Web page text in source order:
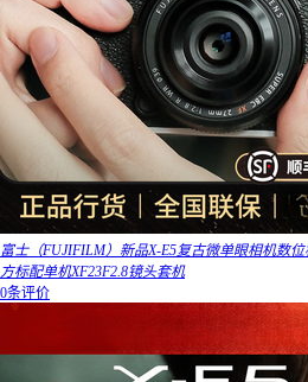
富士（FUJIFILM）新品X-E5复古微单眼相机数
方标配单机XF23F2.8镜头套机
0条评价